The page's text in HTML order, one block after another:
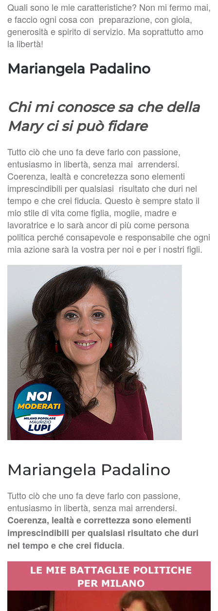
Quali sono le mie caratteristiche? Non mi fermo mai,
e faccio ogni cosa con preparazione, con gioia,
generosità e spirito di servizio. Ma soprattutto amo
la libertà!
Mariangela Padalino
Chi mi conosce sa che della
Mary ci si può fidare
Tutto ciò che uno fa deve farlo con passione,
entusiasmo in libertà, senza mai arrendersi.
Coerenza, lealtà e concretezza sono elementi
imprescindibili per qualsiasi risultato che duri nel
tempo e che crei fiducia. Questo è sempre stato il
mio stile di vita come figlia, moglie, madre e
lavoratrice e lo sarà ancor di più come persona
politica perché consapevole e responsabile che ogni
mia azione sarà la vostra per noi e per i nostri figli.
Mariangela Padalino
Tutto ciò che uno fa deve farlo con passione,
entusiasmo in libertà, senza mai arrendersi.
Coerenza, lealtà e correttezza sono elementi
imprescindibili per qualsiasi risultato che duri
nel tempo e che crei fiducia.